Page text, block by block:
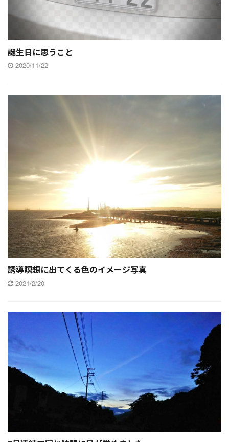
誕生日に思うこと
2020/11/22
誘導瞑想に出てくる色のイメージ写真
2021/2/20